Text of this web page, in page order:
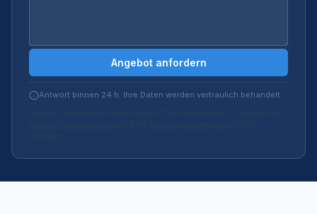
Angebot anfordern
Antwort binnen 24 h. Ihre Daten werden vertraulich behandelt.